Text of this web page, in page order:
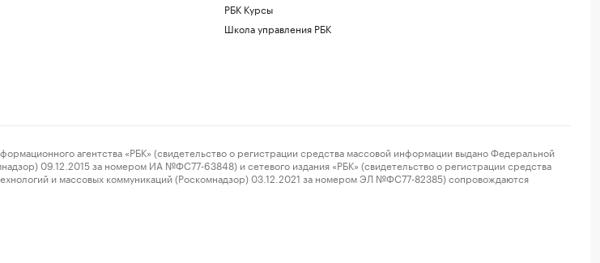
РБК Курсы
Школа управления РБК
агентства «РБК» (свидетельство о регистрации средства массовой информации выдано Федеральной
09.12.2015 за номером ИА №ФС77-63848) и сетевого издания «РБК» (свидетельство о регистрации средства
и массовых коммуникаций (Роскомнадзор) 03.12.2021 за номером ЭЛ №ФС77-82385) сопровождаются